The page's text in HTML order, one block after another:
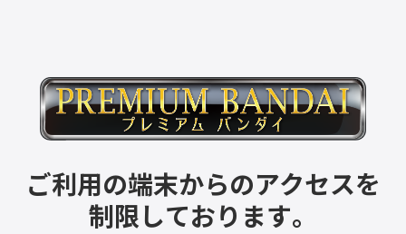
ご利用の端末からのアクセスを
制限しております。